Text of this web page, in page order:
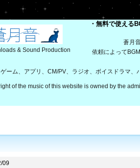
& Sound Production
・無料で使える
蒼月
依頼によって
ゲーム、アプリ、CM/PV、ラジオ、ボイスドラマ
of the music of this website is owned by the
09